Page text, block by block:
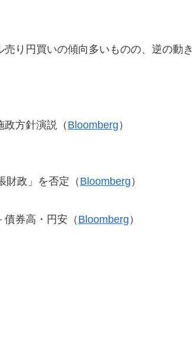
り円買いの傾向多いものの、逆の動き
政方針演説（Bloomberg ）
財政」を否定（ Bloomberg ）
債券高・円安（ Bloomberg ）